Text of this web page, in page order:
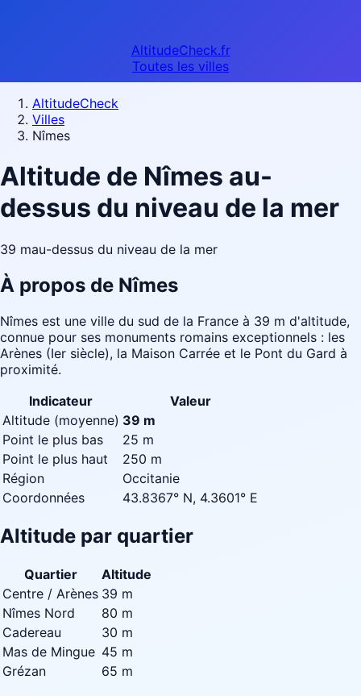
AltitudeCheck.fr
Toutes les villes
AltitudeCheck
Villes
Nîmes
Altitude de Nîmes au-
dessus du niveau de la mer
39 mau-dessus du niveau de la mer
À propos de Nîmes
Nîmes est une ville du sud de la France à 39 m d'altitude,
connue pour ses monuments romains exceptionnels : les
Arènes (Ier siècle), la Maison Carrée et le Pont du Gard à
proximité.
Indicateur
Valeur
Altitude (moyenne) 39 m
Point le plus bas
25 m
Point le plus haut
250 m
Région
Occitanie
Coordonnées
43.8367° N, 4.3601° E
Altitude par quartier
Quartier
Altitude
Centre / Arènes 39 m
Nîmes Nord
80 m
Cadereau
30 m
Mas de Mingue 45 m
Grézan
65 m